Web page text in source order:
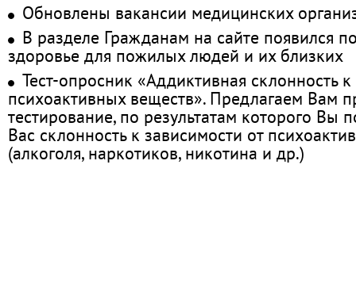
Обновлены вакансии медицинских
В разделе Гражданам на сайте появился
здоровье для пожилых людей и их близких
Тест-опросник «Аддиктивная склонность
психоактивных веществ». Предлагаем Вам
тестирование, по результатам которого Вы
Вас склонность к зависимости от
(алкоголя, наркотиков, никотина и др.)